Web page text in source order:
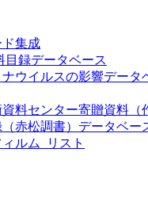
集成
目録データベース
ウイルスの影響データ
料センター寄贈資料（
赤松調書）データベー
ルム_リスト